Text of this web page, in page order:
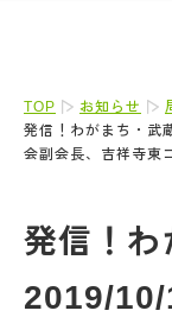
TOP お知らせ
発信！わがまち・
会副会長、吉祥寺東
発信！
2019/